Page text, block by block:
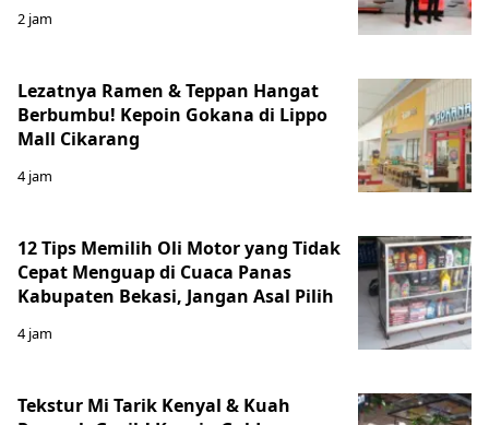
2 jam
Lezatnya Ramen & Teppan Hangat
Berbumbu! Kepoin Gokana di Lippo
Mall Cikarang
4 jam
12 Tips Memilih Oli Motor yang Tidak
Cepat Menguap di Cuaca Panas
Kabupaten Bekasi, Jangan Asal Pilih
4 jam
Tekstur Mi Tarik Kenyal & Kuah